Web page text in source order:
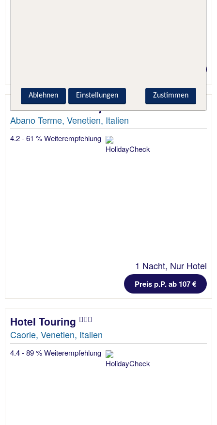
Ariston Molino Buja
Abano Terme, Venetien, Italien
4.2 - 61 % Weiterempfehlung
1 Nacht, Nur Hotel
Preis p.P. ab 107 €
Hotel Touring
Caorle, Venetien, Italien
4.4 - 89 % Weiterempfehlung
Zustimmen
Ablehnen Einstellungen